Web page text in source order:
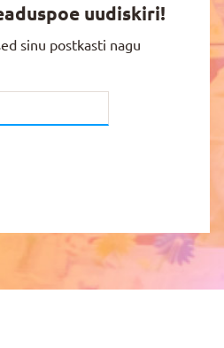
uudiskiri!
sinu postkasti nagu